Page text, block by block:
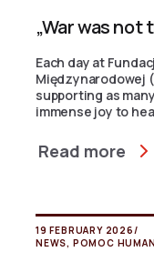
„War was
Each day at
Międzynarodowej
supporting as
immense joy to
Read more
19 FEBRUARY 2026 /
NEWS, POMOC